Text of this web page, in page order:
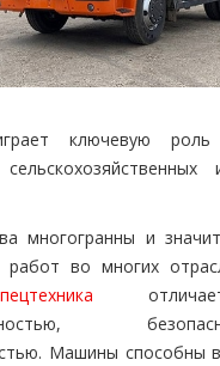
ключевую
многогранны и
работ во многих
Машины способны